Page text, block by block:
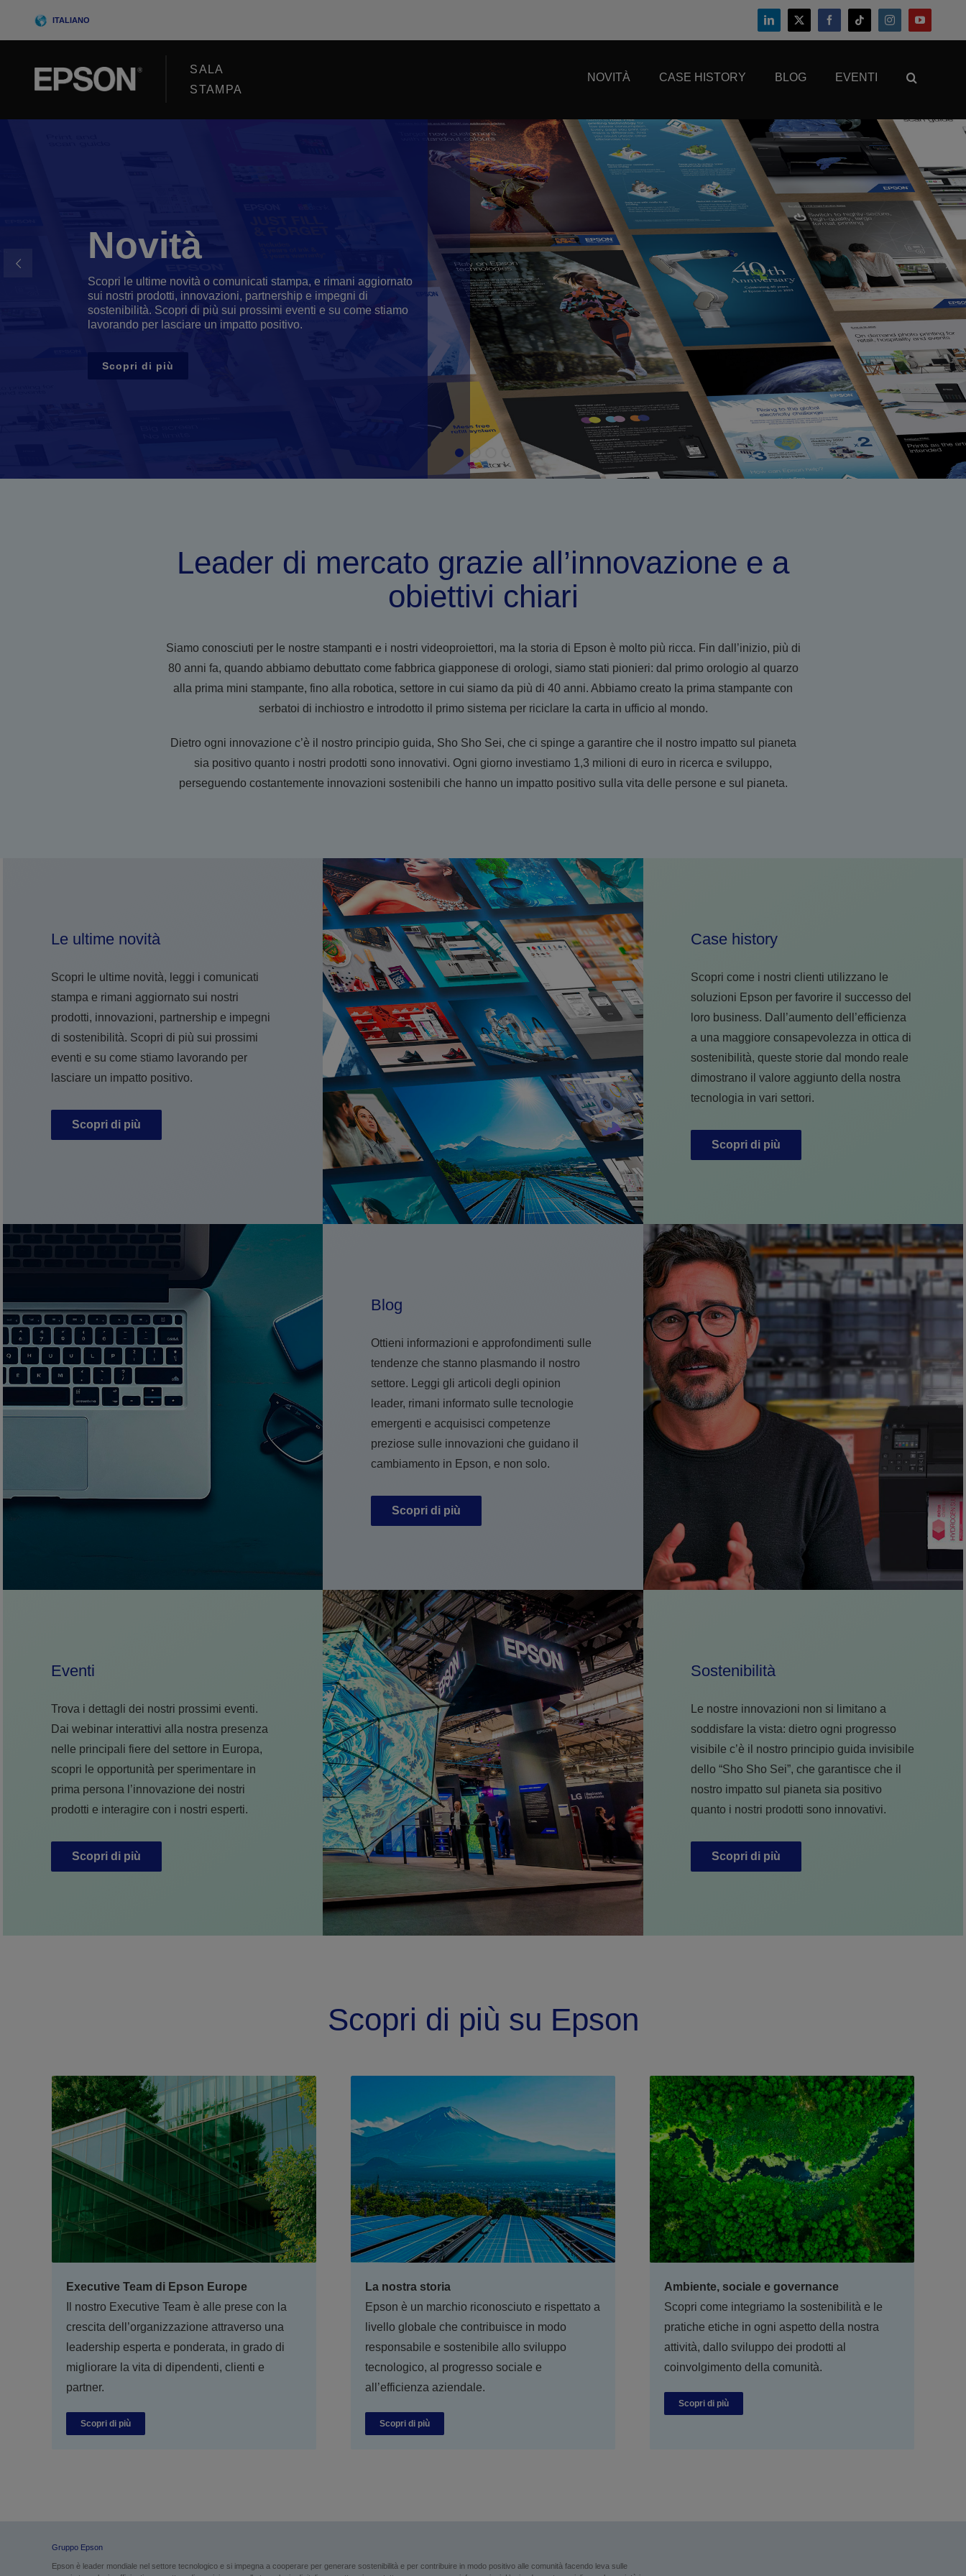
ITALIANO
SALA
STAMPA
NOVITÀ CASE HISTORY BLOG EVENTI
Scopri le ultime novità o comunicati stampa, e rimani aggiornato
sui nostri prodotti, innovazioni, partnership e impegni di
sostenibilità. Scopri di più sui prossimi eventi e su come stiamo
lavorando per lasciare un impatto positivo.
Novità
Scopri di più
Leader di mercato grazie all’innovazione e a
obiettivi chiari
Siamo conosciuti per le nostre stampanti e i nostri videoproiettori, ma la storia di Epson è molto più ricca. Fin dall’inizio, più di
80 anni fa, quando abbiamo debuttato come fabbrica giapponese di orologi, siamo stati pionieri: dal primo orologio al quarzo
alla prima mini stampante, fino alla robotica, settore in cui siamo da più di 40 anni. Abbiamo creato la prima stampante con
serbatoi di inchiostro e introdotto il primo sistema per riciclare la carta in ufficio al mondo.
Dietro ogni innovazione c’è il nostro principio guida, Sho Sho Sei, che ci spinge a garantire che il nostro impatto sul pianeta
sia positivo quanto i nostri prodotti sono innovativi. Ogni giorno investiamo 1,3 milioni di euro in ricerca e sviluppo,
perseguendo costantemente innovazioni sostenibili che hanno un impatto positivo sulla vita delle persone e sul pianeta.
Le ultime novità
Scopri le ultime novità, leggi i comunicati
stampa e rimani aggiornato sui nostri
prodotti, innovazioni, partnership e impegni
di sostenibilità. Scopri di più sui prossimi
eventi e su come stiamo lavorando per
lasciare un impatto positivo.
Scopri di più
Case history
Scopri come i nostri clienti utilizzano le
soluzioni Epson per favorire il successo del
loro business. Dall’aumento dell’efficienza
a una maggiore consapevolezza in ottica di
sostenibilità, queste storie dal mondo reale
dimostrano il valore aggiunto della nostra
tecnologia in vari settori.
Scopri di più
Blog
Ottieni informazioni e approfondimenti sulle
tendenze che stanno plasmando il nostro
settore. Leggi gli articoli degli opinion
leader, rimani informato sulle tecnologie
emergenti e acquisisci competenze
preziose sulle innovazioni che guidano il
cambiamento in Epson, e non solo.
Scopri di più
Eventi
Trova i dettagli dei nostri prossimi eventi.
Dai webinar interattivi alla nostra presenza
nelle principali fiere del settore in Europa,
scopri le opportunità per sperimentare in
prima persona l’innovazione dei nostri
prodotti e interagire con i nostri esperti.
Scopri di più
Sostenibilità
Le nostre innovazioni non si limitano a
soddisfare la vista: dietro ogni progresso
visibile c’è il nostro principio guida invisibile
dello “Sho Sho Sei”, che garantisce che il
nostro impatto sul pianeta sia positivo
quanto i nostri prodotti sono innovativi.
Scopri di più
Scopri di più su Epson
Executive Team di Epson Europe
Il nostro Executive Team è alle prese con la
crescita dell’organizzazione attraverso una
leadership esperta e ponderata, in grado di
migliorare la vita di dipendenti, clienti e
partner.
Scopri di più
La nostra storia
Epson è un marchio riconosciuto e rispettato a
livello globale che contribuisce in modo
responsabile e sostenibile allo sviluppo
tecnologico, al progresso sociale e
all’efficienza aziendale.
Scopri di più
Ambiente, sociale e governance
Scopri come integriamo la sostenibilità e le
pratiche etiche in ogni aspetto della nostra
attività, dallo sviluppo dei prodotti al
coinvolgimento della comunità.
Scopri di più
Gruppo Epson
Epson è leader mondiale nel settore tecnologico e si impegna a cooperare per generare sostenibilità e per contribuire in modo positivo alle comunità facendo leva sulle